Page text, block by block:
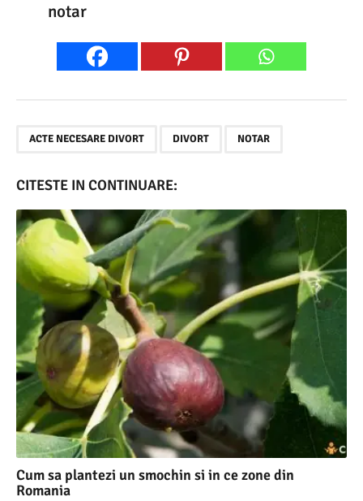
notar
ACTE NECESARE DIVORT DIVORT NOTAR
CITESTE IN CONTINUARE:
Cum sa plantezi un smochin si in ce zone din
Romania